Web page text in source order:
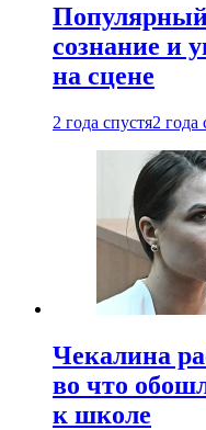
Популярный
сознание и
на сцене
2 года спустя2 года
Чекалина
во что
к школе